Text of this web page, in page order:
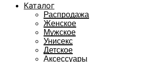
Каталог
Распродажа
Женское
Мужское
Унисекс
Детское
Аксессуары